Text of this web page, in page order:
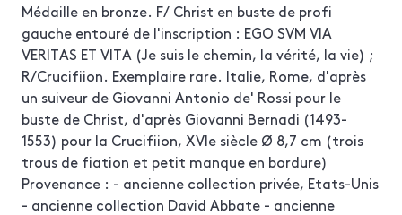
Médaille en bronze. F/ Christ en buste de profi
gauche entouré de l'inscription : EGO SVM VIA
VERITAS ET VITA (Je suis le chemin, la vérité, la vie) ;
R/Crucifiion. Exemplaire rare. Italie, Rome, d'après
un suiveur de Giovanni Antonio de' Rossi pour le
buste de Christ, d'après Giovanni Bernadi (1493-
1553) pour la Crucifiion, XVIe siècle Ø 8,7 cm (trois
trous de fiation et petit manque en bordure)
Provenance : - ancienne collection privée, Etats-Unis
- ancienne collection David Abbate - ancienne